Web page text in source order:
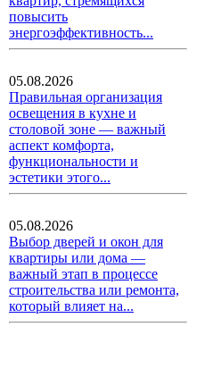
повысить
энергоэффективность...
05.08.2026
Правильная организация
освещения в кухне и
столовой зоне — важный
аспект комфорта,
функциональности и
эстетики этого...
05.08.2026
Выбор дверей и окон для
квартиры или дома —
важный этап в процессе
строительства или ремонта,
который влияет на...